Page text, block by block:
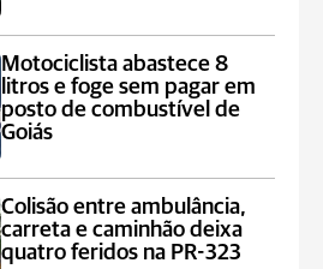
Motociclista abastece 8
litros e foge sem pagar em
posto de combustível de
Goiás
Colisão entre ambulância,
carreta e caminhão deixa
quatro feridos na PR-323